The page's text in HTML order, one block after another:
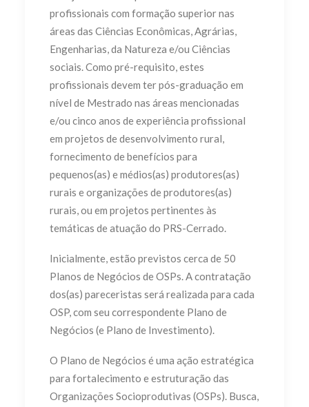
profissionais com formação superior nas
áreas das Ciências Econômicas, Agrárias,
Engenharias, da Natureza e/ou Ciências
sociais. Como pré-requisito, estes
profissionais devem ter pós-graduação em
nível de Mestrado nas áreas mencionadas
e/ou cinco anos de experiência profissional
em projetos de desenvolvimento rural,
fornecimento de benefícios para
pequenos(as) e médios(as) produtores(as)
rurais e organizações de produtores(as)
rurais, ou em projetos pertinentes às
temáticas de atuação do PRS-Cerrado.
Inicialmente, estão previstos cerca de 50
Planos de Negócios de OSPs. A contratação
dos(as) pareceristas será realizada para cada
OSP, com seu correspondente Plano de
Negócios (e Plano de Investimento).
O Plano de Negócios é uma ação estratégica
para fortalecimento e estruturação das
Organizações Socioprodutivas (OSPs). Busca,